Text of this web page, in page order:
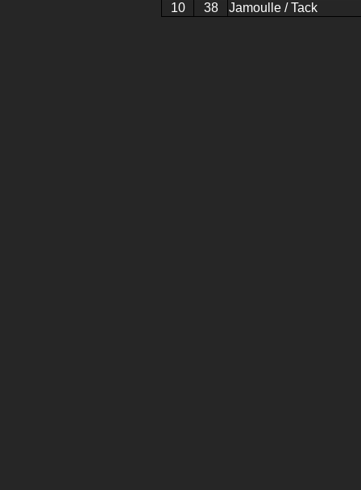
10
38 Jamoulle / Tack